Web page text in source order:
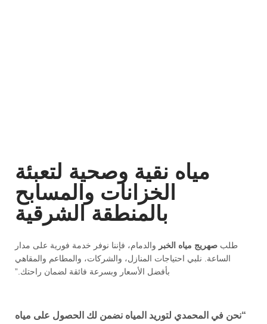
مياه نقية وصحية لتعبئة
الخزانات والمسابح
بالمنطقة الشرقية
طلب صهريج مياه الخبر والدمام، فإننا نوفر خدمة فورية على مدار
الساعة. نلبي احتياجات المنازل، والشركات، والمطاعم والمقاهي
بأفضل الأسعار وبسرعة فائقة لضمان راحتك.”
“نحن في المحمدي لتوريد المياه نضمن لك الحصول على مياه